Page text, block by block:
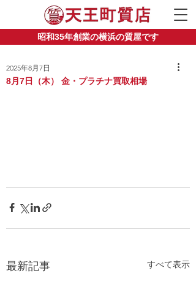
昭和35年創業の横浜の質屋です
8月7日（木） 金・プラチナ買取相場
2025年8月7日
最新記事 すべて表示